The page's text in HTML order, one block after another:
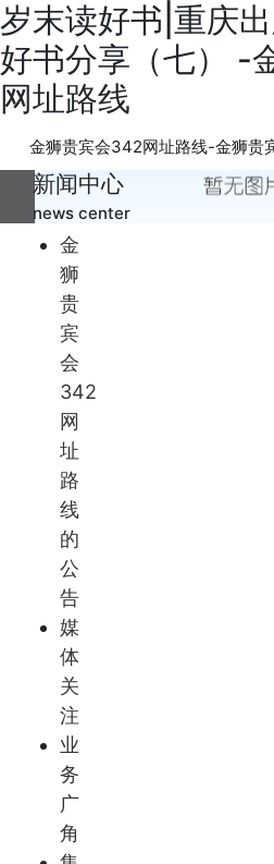
岁末读好书|重庆
好书分享（七） -
网址路线
金狮贵宾会342网址路线-金狮贵
新闻中心
news center
金
狮
贵
宾
会
342
网
址
路
线
的
公
告
媒
体
关
注
业
务
广
角